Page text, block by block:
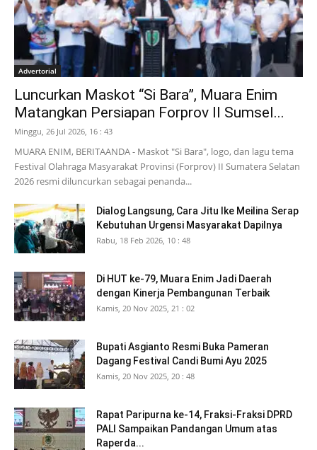
Advertorial
Luncurkan Maskot “Si Bara”, Muara Enim
Matangkan Persiapan Forprov II Sumsel...
Minggu, 26 Jul 2026, 16 : 43
MUARA ENIM, BERITAANDA - Maskot "Si Bara", logo, dan lagu tema
Festival Olahraga Masyarakat Provinsi (Forprov) II Sumatera Selatan
2026 resmi diluncurkan sebagai penanda...
Dialog Langsung, Cara Jitu Ike Meilina Serap
Kebutuhan Urgensi Masyarakat Dapilnya
Rabu, 18 Feb 2026, 10 : 48
Di HUT ke-79, Muara Enim Jadi Daerah
dengan Kinerja Pembangunan Terbaik
Kamis, 20 Nov 2025, 21 : 02
Bupati Asgianto Resmi Buka Pameran
Dagang Festival Candi Bumi Ayu 2025
Kamis, 20 Nov 2025, 20 : 48
Rapat Paripurna ke-14, Fraksi-Fraksi DPRD
PALI Sampaikan Pandangan Umum atas
Raperda...